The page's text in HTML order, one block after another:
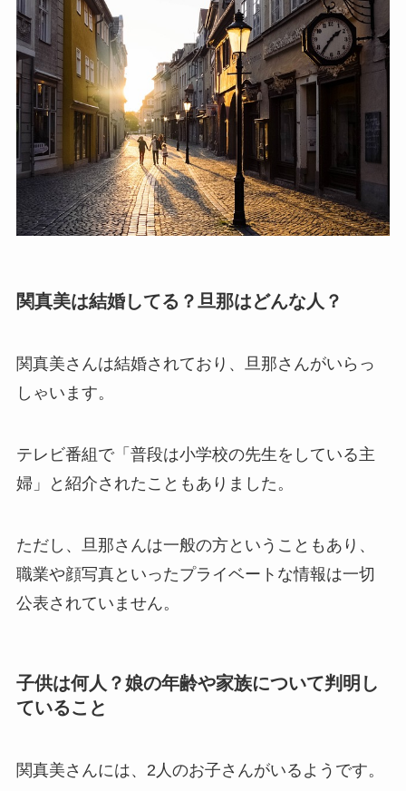
関真美は結婚してる？旦那はどんな人？
関真美さんは結婚されており、旦那さんがいらっ
しゃいます。
テレビ番組で「普段は小学校の先生をしている主
婦」と紹介されたこともありました。
ただし、旦那さんは一般の方ということもあり、
職業や顔写真といったプライベートな情報は一切
公表されていません。
子供は何人？娘の年齢や家族について判明し
ていること
関真美さんには、2人のお子さんがいるようです。